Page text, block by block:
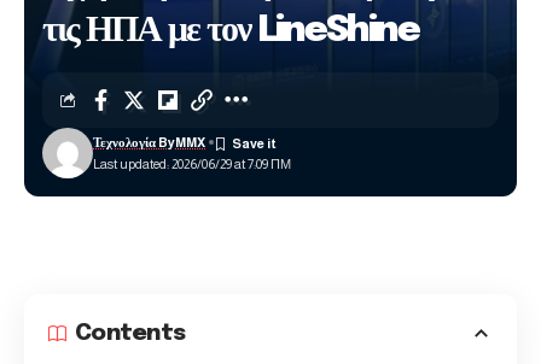
τις ΗΠΑ με τον LineShine
Last updated: 2026/06/29 at 7:09 ΠΜ
Τεχνολογία ByMMX
Contents